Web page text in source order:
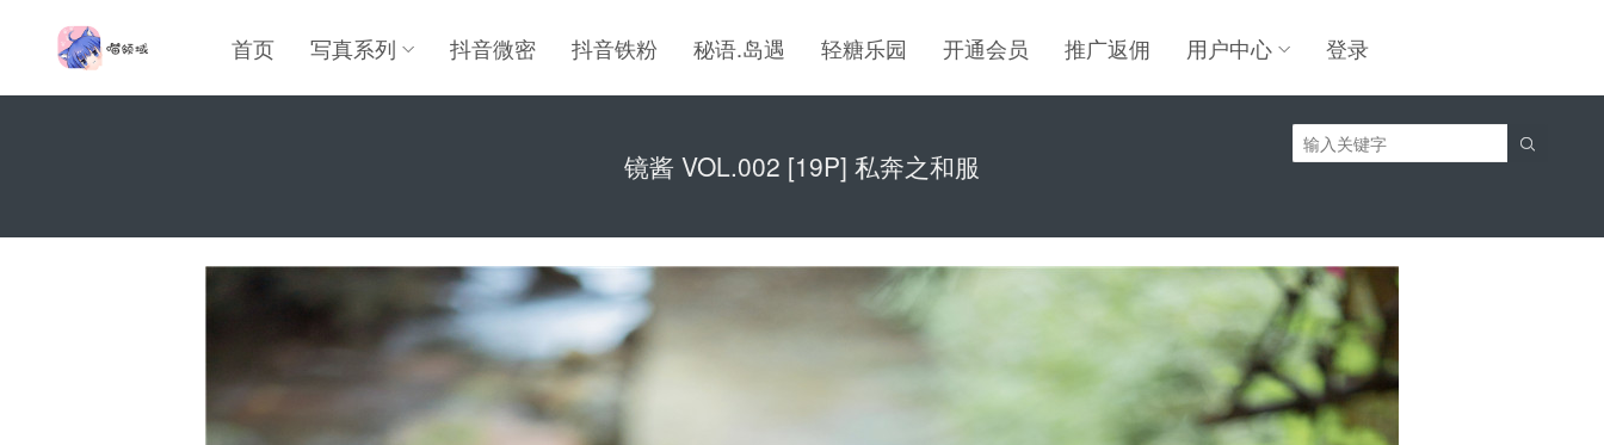
首页 写真系列 抖音微密 抖音铁粉 秘语.岛遇 轻糖乐园 开通会员 推广返佣 用户中心 登录

镜酱 VOL.002 [19P] 私奔之和服